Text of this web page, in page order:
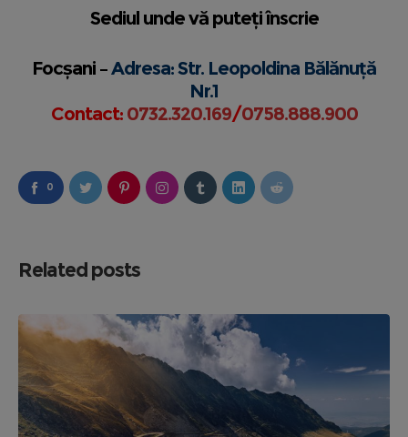
Sediul unde vă puteți înscrie
Focșani –Adresa: Str. Leopoldina Bălănuță
Nr.1
Contact: 0732.320.169/0758.888.900
0
Related posts